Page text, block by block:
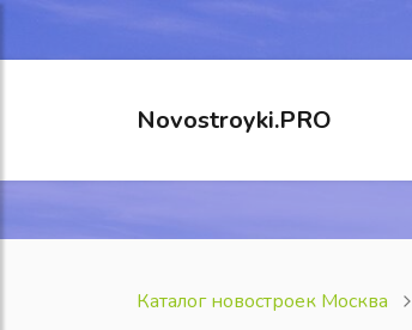
Novostroyki.PRO
Каталог новостроек Москва